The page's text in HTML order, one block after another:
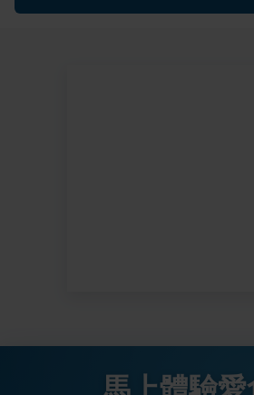
馬上體驗愛